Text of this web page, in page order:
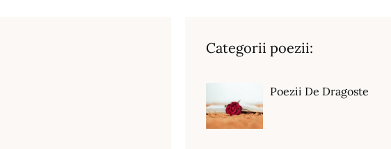
Categorii poezii:
Poezii De Dragoste